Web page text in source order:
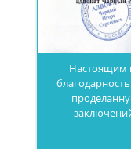
Настоящим